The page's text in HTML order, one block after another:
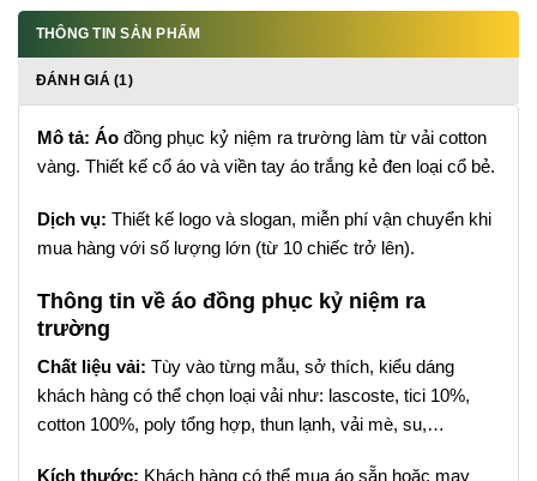
THÔNG TIN SẢN PHẨM
ĐÁNH GIÁ (1)
Mô tả: Áo đồng phục kỷ niệm ra trường làm từ vải cotton
vàng. Thiết kế cổ áo và viền tay áo trắng kẻ đen loại cổ bẻ.
Dịch vụ: Thiết kế logo và slogan, miễn phí vận chuyển khi
mua hàng với số lượng lớn (từ 10 chiếc trở lên).
Thông tin về áo đồng phục kỷ niệm ra
trường
Chất liệu vải: Tùy vào từng mẫu, sở thích, kiểu dáng
khách hàng có thể chọn loại vải như: lascoste, tici 10%,
cotton 100%, poly tổng hợp, thun lạnh, vải mè, su,…
Kích thước: Khách hàng có thể mua áo sẵn hoặc may